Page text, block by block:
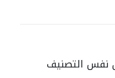
نفس التصنيف